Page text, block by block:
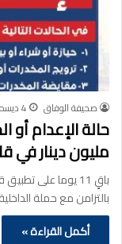
صحيفة الوفاق 4 ديسمبر، 2025
حالة الإعدام
مليون دينار في
باقٍ 11 يوما على
بالتزامن مع حملة
أكمل القراءة »